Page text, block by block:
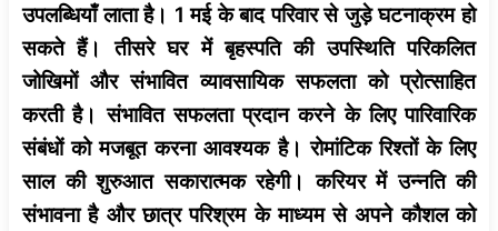
उपलब्धियाँ लाता है। 1 मई के बाद परिवार से जुड़े घटनाक्रम हो
सकते हैं। तीसरे घर में बृहस्पति की उपस्थिति परिकलित
जोखिमों और संभावित व्यावसायिक सफलता को प्रोत्साहित
करती है। संभावित सफलता प्रदान करने के लिए पारिवारिक
संबंधों को मजबूत करना आवश्यक है। रोमांटिक रिश्तों के लिए
साल की शुरुआत सकारात्मक रहेगी। करियर में उन्नति की
संभावना है और छात्र परिश्रम के माध्यम से अपने कौशल को